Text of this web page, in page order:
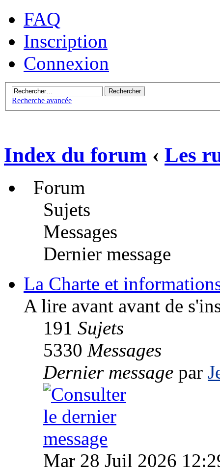
FAQ
Inscription
Connexion
Recherche avancée
Index du forum ‹ Les
Forum
Sujets
Messages
Dernier message
La Charte et
A lire avant avant de
191 Sujets
5330 Messages
Dernier message par
Mar 28 Juil 2026